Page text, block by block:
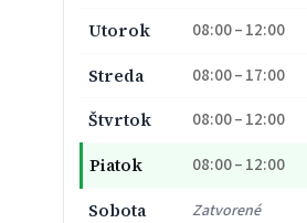
Utorok 08:00 – 12:00
Streda 08:00 – 17:00
Štvrtok 08:00 – 12:00
Piatok 08:00 – 12:00
Sobota Zatvorené